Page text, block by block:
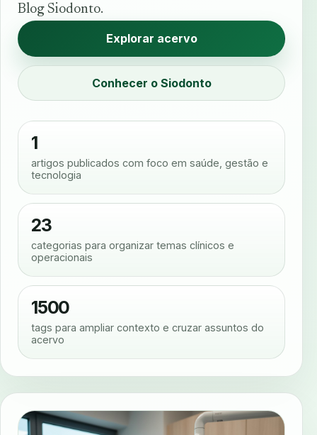
Blog Siodonto.
Explorar acervo
Conhecer o Siodonto
1
artigos publicados com foco em saúde, gestão e
tecnologia
23
categorias para organizar temas clínicos e
operacionais
1500
tags para ampliar contexto e cruzar assuntos do
acervo